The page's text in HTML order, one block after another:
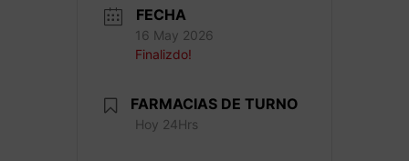
FECHA
16 May 2026
Finalizdo!
FARMACIAS DE TURNO
Hoy 24Hrs